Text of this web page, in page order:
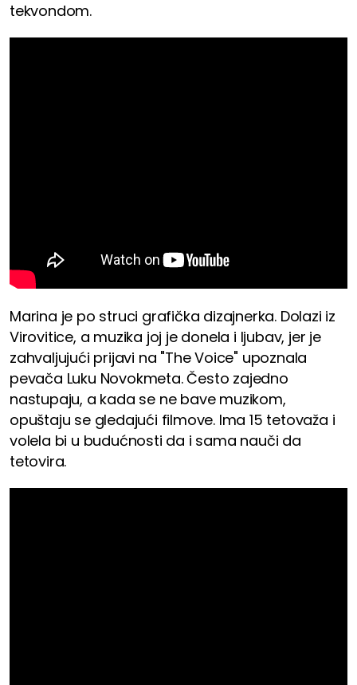
tekvondom.
Marina je po struci grafička dizajnerka. Dolazi iz
Virovitice, a muzika joj je donela i ljubav, jer je
zahvaljujući prijavi na "The Voice" upoznala
pevača Luku Novokmeta. Često zajedno
nastupaju, a kada se ne bave muzikom,
opuštaju se gledajući filmove. Ima 15 tetovaža i
volela bi u budućnosti da i sama nauči da
tetovira.